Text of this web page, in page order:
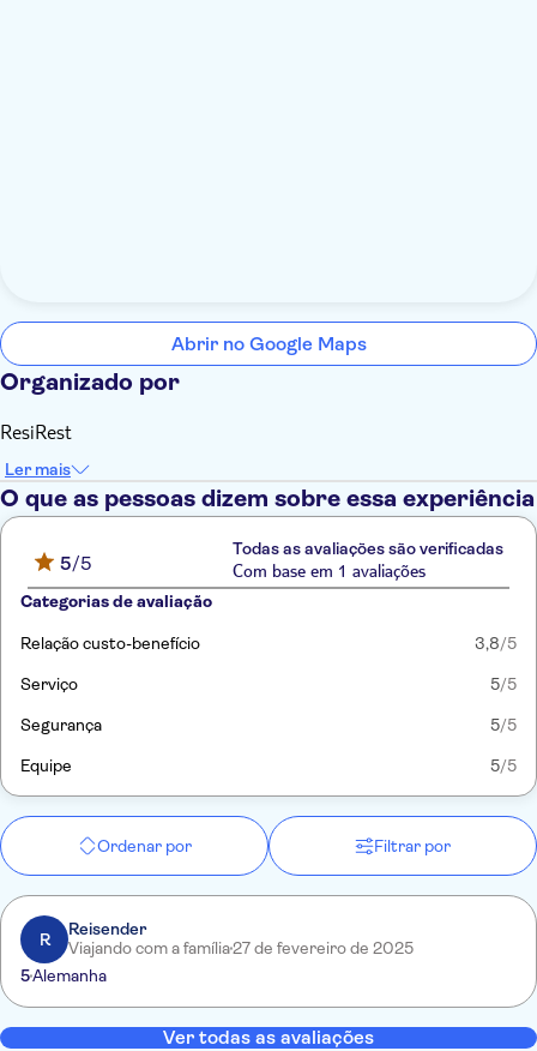
Abrir no Google Maps
Organizado por
ResiRest
Ler mais
O que as pessoas dizem sobre essa experiência
5/5
Todas as avaliações são verificadas
Com base em 1 avaliações
Categorias de avaliação
Relação custo-benefício 3,8/5
Serviço 5/5
Segurança 5/5
Equipe 5/5
Ordenar por Filtrar por
R
Reisender
Viajando com a família27 de fevereiro de 2025
5Alemanha
Ver todas as avaliações